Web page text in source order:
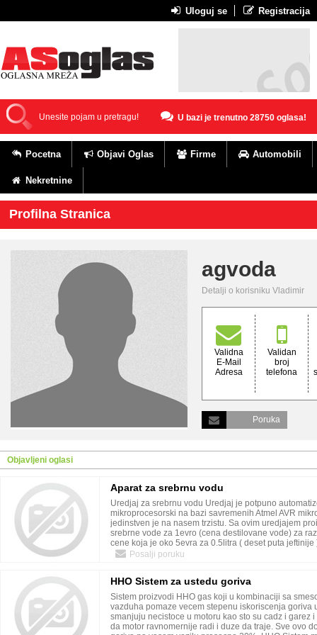
Uloguj se Registracija
U bazi je trenutno 28750 oglasa!
Pocetna Objavi Oglas Firme Automobili
Nekretnine
Profilna Stranica
agvoda
Detalji o korisniku Vladimir
Validna
E-Mail
Adresa
Validan
broj
telefona
Poruka
Objavljeni oglasi
Aparat za srebrnu vodu
Uredjaj za srebrnu vodu Uredjaj je potpuno
mikroprocesorski na bazi savremenih Atmel AVR
jedinstven je na nasem trzistu. Sa ovim uredjajem
srebrne vode za 1evro (cena destilovane vode) za
cene koja je oko 5evra za 0.5litra ( deset puta jeftinije
kratko vreme isplati investicija u njega. Dva uzorka
pokazuju da je ispitivani uzorak pravi koloidni
da koristite preporuku koja se nalazi u uputstvu za
sa kojom odmah pri primeni te procedure imate izbor
rastvora 5ppm i 10ppm. Ostavljena vam je i
izbora recepture. Ovakav tip uredjaja vec postoji u
slican nije ponudjen na nasem trzistu. Detaljne
Posalji poruku
HHO Sistem za ustedu goriva
Sistem proizvodi HHO gas koji u kombinaciji sa
vazduha pomaze vecem stepenu iskoriscenja goriva
smanjuju necistoce u motoru kao sto su cadz i garez
da motor ravnomernije radi i duze da traje. Sve ovo